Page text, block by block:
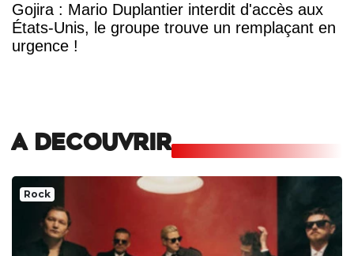
Gojira : Mario Duplantier interdit d'accès aux
États-Unis, le groupe trouve un remplaçant en
urgence !
A DECOUVRIR
Rock